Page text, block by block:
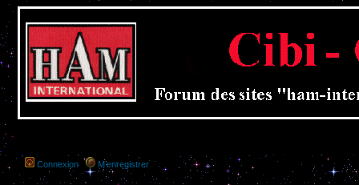
Connexion M’enregistrer